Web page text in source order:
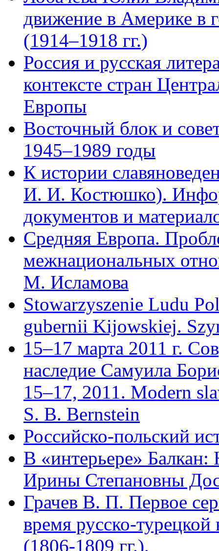
движение в Америке в
(1914–1918 гг.)
Россия и русская
контексте стран
Европы
Восточный блок и
1945–1989 годы
К истории
И. И. Костюшко).
документов и
Средняя Европа.
межнациональных
М. Исламова
Stowarzyszenie Ludu
gubernii Kijowskiej.
15–17 марта 2011 г.
наследие Самуила
15–17, 2011. Modern
S. B. Bernstein
Российско-польский
В «интерьере»
Ирины Степановны
Грачев В. П. Первое
время русско-
(1806-1809 гг.).